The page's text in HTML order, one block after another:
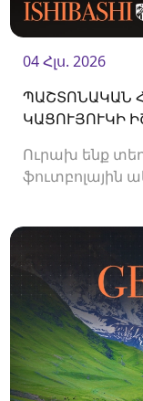
04 Հլս. 2026
ՊԱՇՏՈՆԱԿԱՆ
ԿԱՑՈՒՅՈՒԿԻ
Ուրախ ենք
ֆուտբոլային